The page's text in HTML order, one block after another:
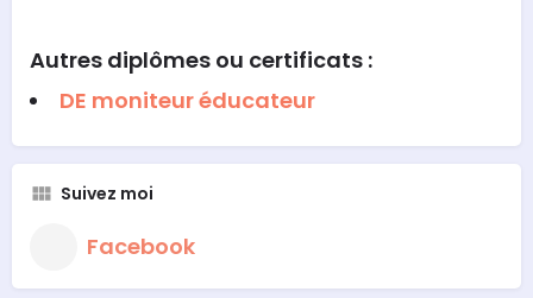
Autres diplômes ou certificats :
DE moniteur éducateur
Suivez moi
Facebook